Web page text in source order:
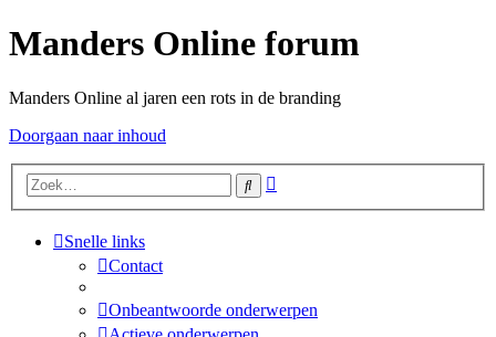
Manders Online forum
Manders Online al jaren een rots in de branding
Doorgaan naar inhoud
Zoek
Snelle links
Contact
Onbeantwoorde onderwerpen